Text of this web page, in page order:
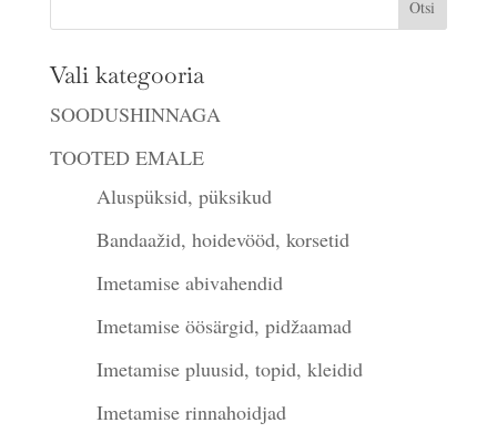
Vali kategooria
SOODUSHINNAGA
TOOTED EMALE
Aluspüksid, püksikud
Bandaažid, hoidevööd, korsetid
Imetamise abivahendid
Imetamise öösärgid, pidžaamad
Imetamise pluusid, topid, kleidid
Imetamise rinnahoidjad